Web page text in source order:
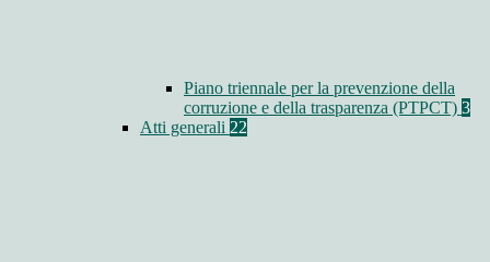
Piano triennale per la prevenzione della
corruzione e della trasparenza (PTPCT) 3
Atti generali 22